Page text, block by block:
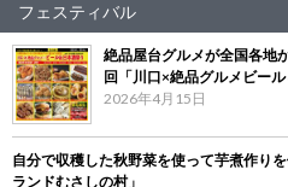
フェスティバル
絶品屋台グルメが全国各地
回「川口×絶品グルメビー
2026年4月15日
自分で収穫した秋野菜を使って芋煮作り
ランドむさしの村」